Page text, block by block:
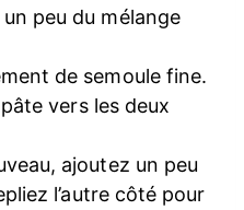
peu du mélange
de semoule fine.
vers les deux
ajoutez un peu
l’autre côté pour